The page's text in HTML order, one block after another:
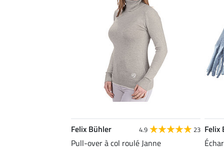
Felix Bühler 4.9 23
Pull-over à col roulé Janne
Felix